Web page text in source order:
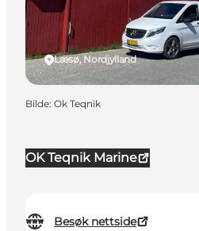
OK Teqnik Marine
Besøk nettside
Læsø, Nordjylland
Bilde: Ok Teqnik